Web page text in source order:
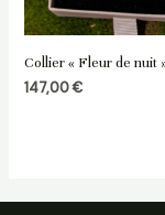
Collier « Fleur de nuit
147,00€